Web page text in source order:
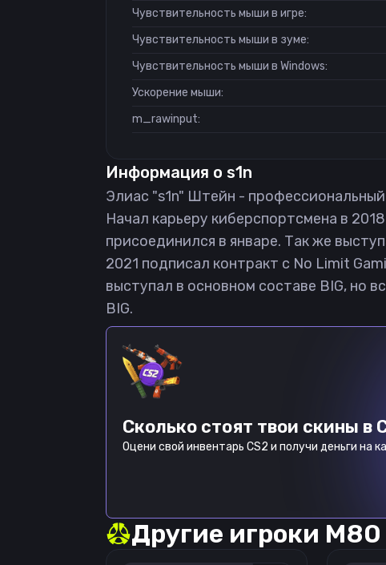
Чувствительность мыши в игре:
Чувствительность мыши в зуме:
Чувствительность мыши в Windows:
Ускорение мыши:
m_rawinput:
Информация о s1n
Элиас "s1n" Штейн - профессиональный
Начал карьеру киберспортсмена в
присоединился в январе. Так же
2021 подписал контракт с No Limit
выступал в основном составе BIG, но
BIG.
Сколько стоят твои скины в
Оцени свой инвентарь CS2 и получи деньги на
Другие игроки M80